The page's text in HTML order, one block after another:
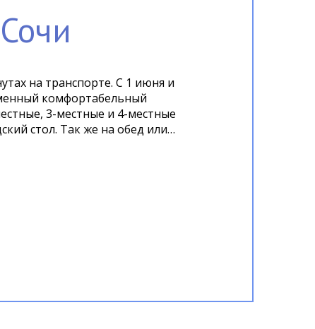
на транспорте. С 1 июня и
3-местные и 4-местные
стол. Так же на обед или
гостей в отеле
маркет, салон красоты и